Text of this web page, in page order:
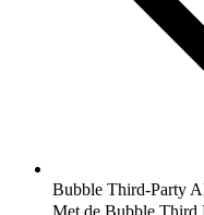
Bubble Third-Party